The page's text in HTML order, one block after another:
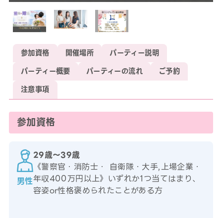
参加資格 開催場所
パーティー説明
パーティー概要
パーティーの流れ
ご予約
注意事項
参加資格
男性
29歳〜39歳
《警察官・消防士・ 自衛隊・大手,上場企業・
年収400万円以上》いずれか1つ当てはまり、
容姿or性格褒められたことがある方